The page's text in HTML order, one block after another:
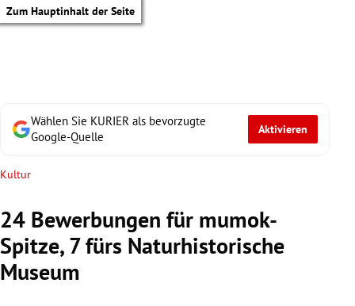
Zum Hauptinhalt der Seite
Wählen Sie KURIER als bevorzugte
Google-Quelle
Aktivieren
Kultur
24 Bewerbungen für mumok-
Spitze, 7 fürs Naturhistorische
Museum